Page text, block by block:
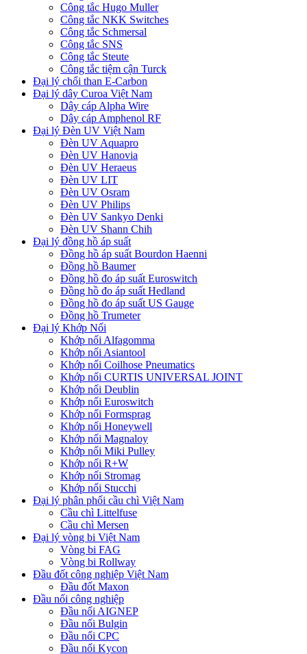
Công tắc Hugo Muller
Công tắc NKK Switches
Công tắc Schmersal
Công tắc SNS
Công tắc Steute
Công tắc tiệm cận Turck
Đại lý chổi than E-Carbon
Đại lý dây Curoa Việt Nam
Dây cáp Alpha Wire
Dây cáp Amphenol RF
Đại lý Đèn UV Việt Nam
Đèn UV Aquapro
Đèn UV Hanovia
Đèn UV Heraeus
Đèn UV LIT
Đèn UV Osram
Đèn UV Philips
Đèn UV Sankyo Denki
Đèn UV Shann Chih
Đại lý đồng hồ áp suất
Đồng hồ áp suất Bourdon Haenni
Đồng hồ Baumer
Đồng hồ đo áp suất Euroswitch
Đồng hồ đo áp suất Hedland
Đồng hồ đo áp suất US Gauge
Đồng hồ Trumeter
Đại lý Khớp Nối
Khớp nối Alfagomma
Khớp nối Asiantool
Khớp nối Coilhose Pneumatics
Khớp nối CURTIS UNIVERSAL JOINT
Khớp nối Deublin
Khớp nối Euroswitch
Khớp nối Formsprag
Khớp nối Honeywell
Khớp nối Magnaloy
Khớp nối Miki Pulley
Khớp nối R+W
Khớp nối Stromag
Khớp nối Stucchi
Đại lý phân phối cầu chì Việt Nam
Cầu chì Littelfuse
Cầu chì Mersen
Đại lý vòng bi Việt Nam
Vòng bi FAG
Vòng bi Rollway
Đầu đốt công nghiệp Việt Nam
Đầu đốt Maxon
Đầu nối công nghiệp
Đầu nối AIGNEP
Đầu nối Bulgin
Đầu nối CPC
Đầu nối Kycon